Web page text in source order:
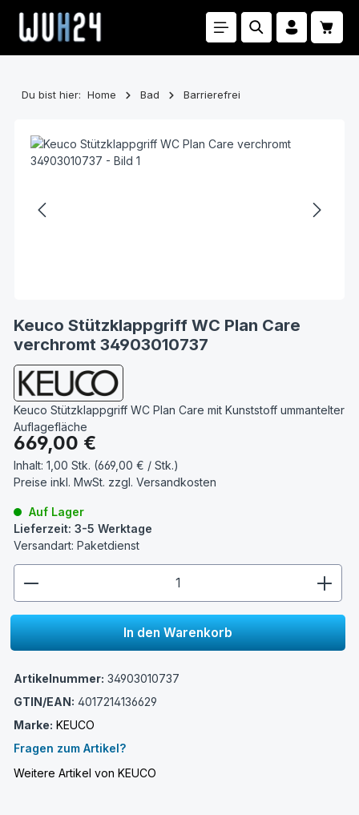
Zum Hauptinhalt springen
Du bist hier: Home Bad Barrierefrei
Keuco Stützklappgriff WC Plan Care
verchromt 34903010737
Keuco Stützklappgriff WC Plan Care mit Kunststoff ummantelter
Auflagefläche
Regulärer Preis:
669,00 €
Inhalt: 1,00 Stk. (669,00 € / Stk.)
Preise inkl. MwSt. zzgl. Versandkosten
Auf Lager
Lieferzeit: 3-5 Werktage
Versandart: Paketdienst
In den Warenkorb
Artikelnummer: 34903010737
GTIN/EAN: 4017214136629
Marke: KEUCO
Fragen zum Artikel?
Weitere Artikel von KEUCO